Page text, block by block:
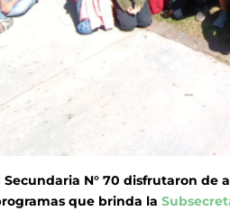
Secundaria N° 70 disfrutaron
que brinda la